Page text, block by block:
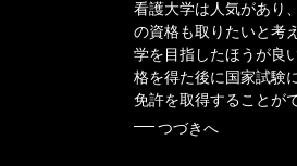
看護大学は人気があり
の資格も取りたいと考
学を目指したほうが良
格を得た後に国家試験
免許を取得することが
つづきへ